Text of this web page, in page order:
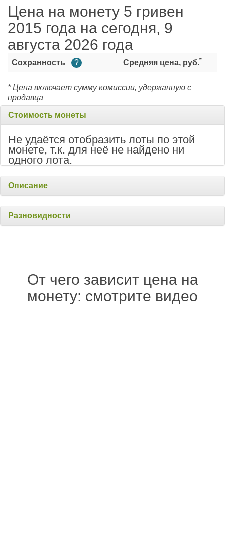
Цена на монету 5 гривен
2015 года на сегодня, 9
августа 2026 года
Сохранность ? Средняя цена, руб.*
* Цена включает сумму комиссии, удержанную с
продавца
Стоимость монеты
Не удаётся отобразить лоты по этой
монете, т.к. для неё не найдено ни
одного лота.
Описание
Разновидности
От чего зависит цена на
монету: смотрите видео